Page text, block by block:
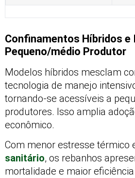
Confinamentos Híbridos e
Pequeno/médio Produtor
Modelos híbridos mesclam
tecnologia de manejo
tornando-se acessíveis a
produtores. Isso amplia
econômico.
Com menor estresse térmico
sanitário, os rebanhos
mortalidade e maior